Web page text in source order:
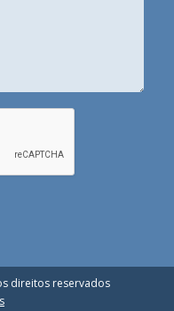
direitos reservados